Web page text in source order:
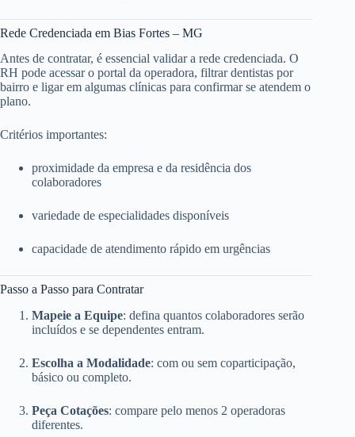
Rede Credenciada em Bias Fortes – MG
Antes de contratar, é essencial validar a rede credenciada. O
RH pode acessar o portal da operadora, filtrar dentistas por
bairro e ligar em algumas clínicas para confirmar se atendem o
plano.
Critérios importantes:
proximidade da empresa e da residência dos
colaboradores
variedade de especialidades disponíveis
capacidade de atendimento rápido em urgências
Passo a Passo para Contratar
Mapeie a Equipe: defina quantos colaboradores serão
incluídos e se dependentes entram.
Escolha a Modalidade: com ou sem coparticipação,
básico ou completo.
Peça Cotações: compare pelo menos 2 operadoras
diferentes.